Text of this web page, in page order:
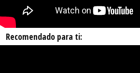
Recomendado para ti: